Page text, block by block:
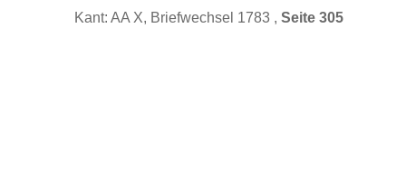
Kant: AA X, Briefwechsel 1783 , Seite 305